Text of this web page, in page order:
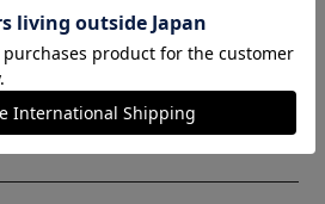
完了しても完売になる場合がござい
た後にお断りさせていただく場合が
ご了承ください。